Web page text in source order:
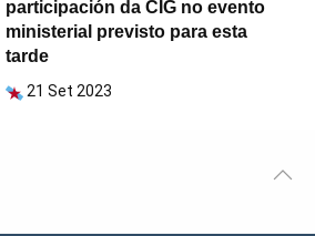
participación da CIG no evento
ministerial previsto para esta
tarde
21 Set 2023